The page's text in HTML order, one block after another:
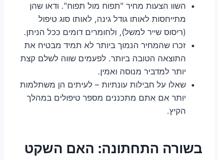
השוו הצעות מחיר "תפוח מול תפוח". ודאו שהן
מתייחסות לאותו גודל גינה, לאותו סוג טיפול
(ריסוס שייר למשל), ולחומרים דומים ככל הניתן.
זכרו שהמחיר הנמוך ביותר לא תמיד מבטיח את
התוצאה הטובה ביותר. לפעמים שווה לשלם קצת
יותר למדביר מנוסה ואמין.
שאלו על חבילות עונתיות – לעיתים הן משתלמות
יותר אם אתם מתכננים מספר טיפולים במהלך
הקיץ.
בשורה התחתונה: האם השקט